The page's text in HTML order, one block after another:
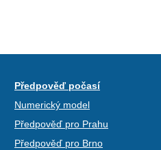
Předpověď počasí
Numerický model
Předpověď pro Prahu
Předpověď pro Brno